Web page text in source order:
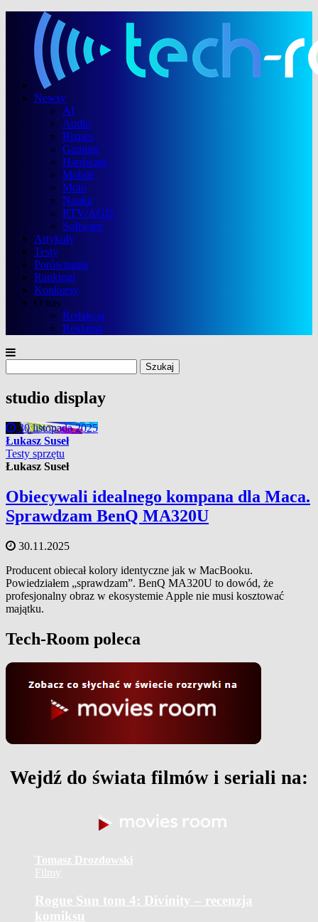
Newsy
AI
Audio
Biznes
Gaming
Hardware
Mobile
Moto
Nauka
RTV/AGD
Software
Artykuły
Testy
Porównania
Rankingi
Konkursy
O nas
Redakcja
Reklama
studio display
30 listopada 2025
Łukasz Suseł
Testy sprzętu
Łukasz Suseł
Obiecywali idealnego kompana dla Maca.
Sprawdzam BenQ MA320U
30.11.2025
Producent obiecał kolory identyczne jak w MacBooku.
Powiedziałem „sprawdzam”. BenQ MA320U to dowód, że
profesjonalny obraz w ekosystemie Apple nie musi kosztować
majątku.
Tech-Room poleca
Wejdź do świata filmów i seriali na:
Tomasz Drozdowski
Filmy
Rogue Sun tom 4: Divinity – recenzja
komiksu